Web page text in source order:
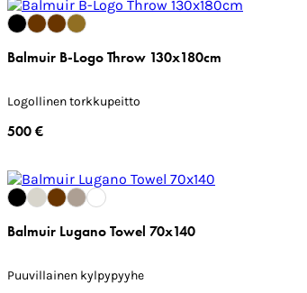
Balmuir B-Logo Throw 130x180cm
Logollinen torkkupeitto
500 €
Balmuir Lugano Towel 70x140
Puuvillainen kylpypyyhe